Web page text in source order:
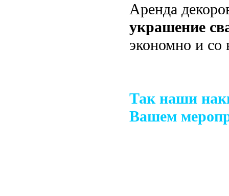
Аренда
украшение
экономно и
Так наши
Вашем